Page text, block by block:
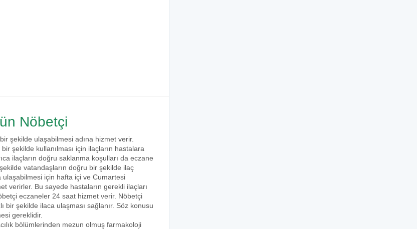
Nöbetçi
şekilde ulaşabilmesi adına hizmet verir.
şekilde kullanılması için ilaçların hastalara
ilaçların doğru saklanma koşulları da eczane
vatandaşların doğru bir şekilde ilaç
ulaşabilmesi için hafta içi ve Cumartesi
verirler. Bu sayede hastaların gerekli ilaçları
eczaneler 24 saat hizmet verir. Nöbetçi
bir şekilde ilaca ulaşması sağlanır. Söz konusu
gereklidir.
bölümlerinden mezun olmuş farmakoloji